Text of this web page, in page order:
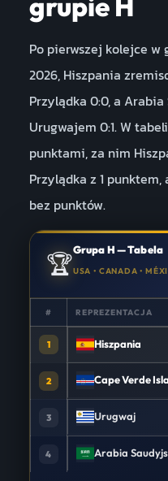
Po pierwszej kolejce w
2026, Hiszpania
Przylądka 0:0, a
Urugwajem 0:1. W
punktami, za nim
Przylądka z 1
bez punktów.
🏆Grupa H — Tabela
USA • CANADA •
# REPREZENTACJA
1 Hiszpania
2 Cape Verde
3 Urugwaj
4 Arabia